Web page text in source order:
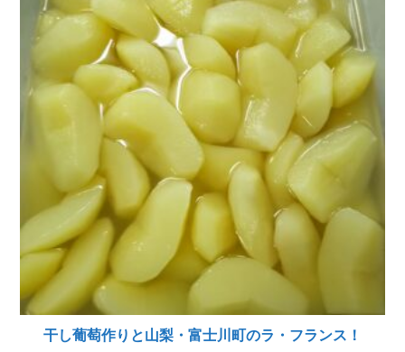
干し葡萄作りと山梨・富士川町のラ・フランス！